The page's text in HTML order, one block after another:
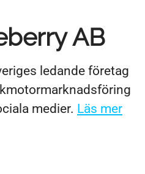
AB
ledande företag
medier. Läs mer